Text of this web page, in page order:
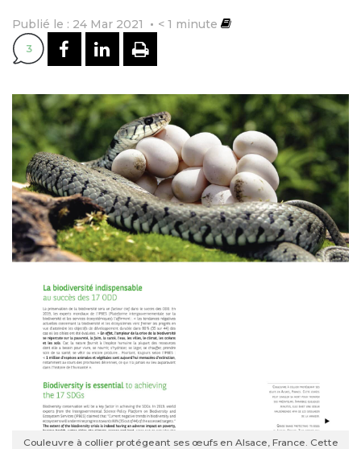
Publié le : 24 Mar 2021 < 1 minute
3 PARTAGER SUR FACEBOOK
PARTAGER SUR
IMPRIMER
Couleuvre à collier protégeant ses œufs en Alsace, France. Cette